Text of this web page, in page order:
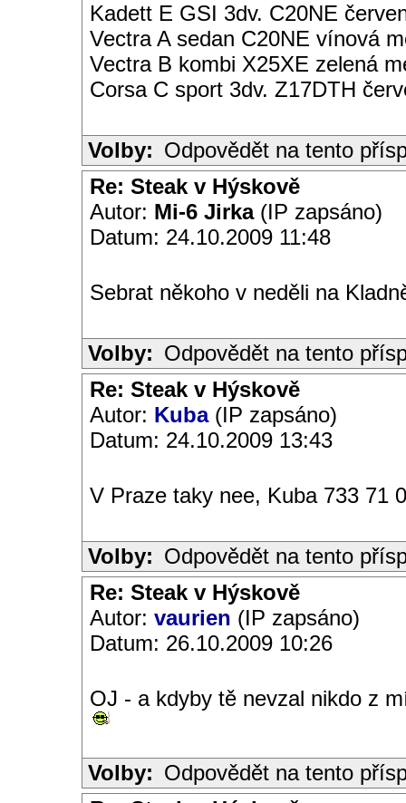
Kadett E GSI 3dv. C20NE
Vectra A sedan C20NE vínová
Vectra B kombi X25XE zelená
Corsa C sport 3dv. Z17DTH
Volby: Odpovědět na tento
Re: Steak v Hýskově
Autor: Mi-6 Jirka(IP zapsáno)
Datum: 24.10.2009 11:48
Sebrat někoho v neděli na
Volby: Odpovědět na tento
Re: Steak v Hýskově
Autor: Kuba(IP zapsáno)
Datum: 24.10.2009 13:43
V Praze taky nee, Kuba 733 71
Volby: Odpovědět na tento
Re: Steak v Hýskově
Autor: vaurien (IP zapsáno)
Datum: 26.10.2009 10:26
OJ - a kdyby tě nevzal nikdo z
Volby: Odpovědět na tento